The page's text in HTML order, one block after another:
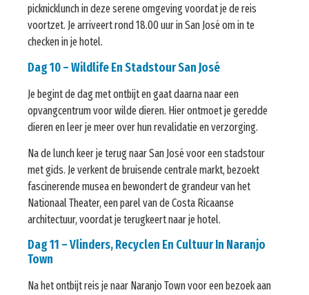
picknicklunch in deze serene omgeving voordat je de reis
voortzet. Je arriveert rond 18.00 uur in San José om in te
checken in je hotel.
Dag 10 – Wildlife En Stadstour San José
Je begint de dag met ontbijt en gaat daarna naar een
opvangcentrum voor wilde dieren. Hier ontmoet je geredde
dieren en leer je meer over hun revalidatie en verzorging.
Na de lunch keer je terug naar San José voor een stadstour
met gids. Je verkent de bruisende centrale markt, bezoekt
fascinerende musea en bewondert de grandeur van het
Nationaal Theater, een parel van de Costa Ricaanse
architectuur, voordat je terugkeert naar je hotel.
Dag 11 – Vlinders, Recyclen En Cultuur In Naranjo
Town
Na het ontbijt reis je naar Naranjo Town voor een bezoek aan